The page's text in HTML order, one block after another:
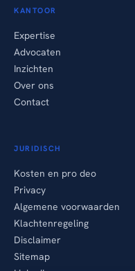
KANTOOR
Expertise
Advocaten
Inzichten
Over ons
Contact
JURIDISCH
Kosten en pro deo
Privacy
Algemene voorwaarden
Klachtenregeling
Disclaimer
Sitemap